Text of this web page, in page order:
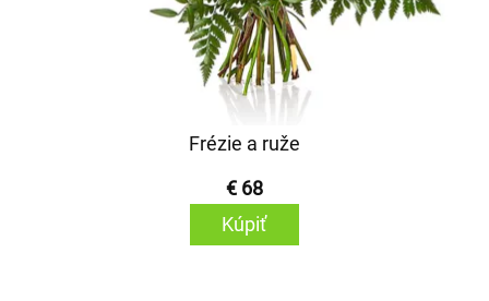
Frézie a ruže
€ 68
Kúpiť